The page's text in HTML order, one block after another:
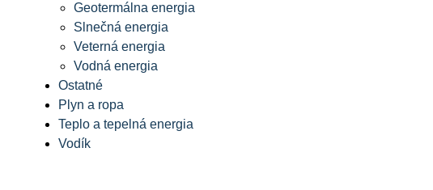
Geotermálna energia
Slnečná energia
Veterná energia
Vodná energia
Ostatné
Plyn a ropa
Teplo a tepelná energia
Vodík